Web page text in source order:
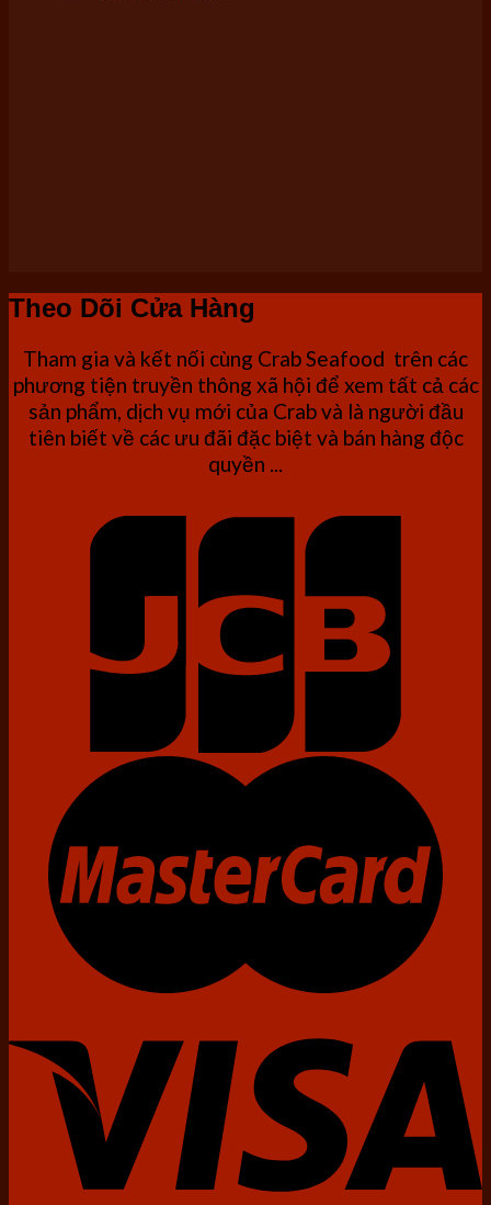
Theo Dõi Cửa Hàng
Tham gia và kết nối cùng Crab Seafood trên các
phương tiện truyền thông xã hội để xem tất cả các
sản phẩm, dịch vụ mới của Crab và là người đầu
tiên biết về các ưu đãi đặc biệt và bán hàng độc
quyền ...